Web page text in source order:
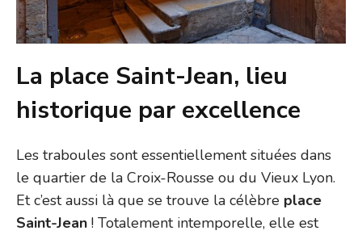
La place Saint-Jean, lieu
historique par excellence
Les traboules sont essentiellement situées dans
le quartier de la Croix-Rousse ou du Vieux Lyon.
Et c’est aussi là que se trouve la célèbre place
Saint-Jean ! Totalement intemporelle, elle est